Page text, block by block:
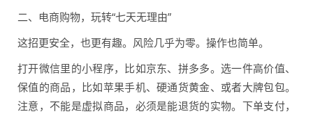
二、电商购物，玩转“七天无理由”
这招更安全，也更有趣。风险几乎为零。操作也简单。
打开微信里的小程序，比如京东、拼多多。选一件高价值、
保值的商品，比如苹果手机、硬通货黄金、或者大牌包包。
注意，不能是虚拟商品，必须是能退货的实物。下单支付，